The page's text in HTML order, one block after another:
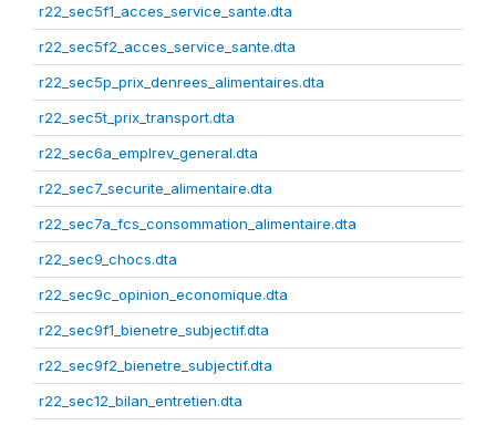
r22_sec5f1_acces_service_sante.dta
r22_sec5f2_acces_service_sante.dta
r22_sec5p_prix_denrees_alimentaires.dta
r22_sec5t_prix_transport.dta
r22_sec6a_emplrev_general.dta
r22_sec7_securite_alimentaire.dta
r22_sec7a_fcs_consommation_alimentaire.dta
r22_sec9_chocs.dta
r22_sec9c_opinion_economique.dta
r22_sec9f1_bienetre_subjectif.dta
r22_sec9f2_bienetre_subjectif.dta
r22_sec12_bilan_entretien.dta